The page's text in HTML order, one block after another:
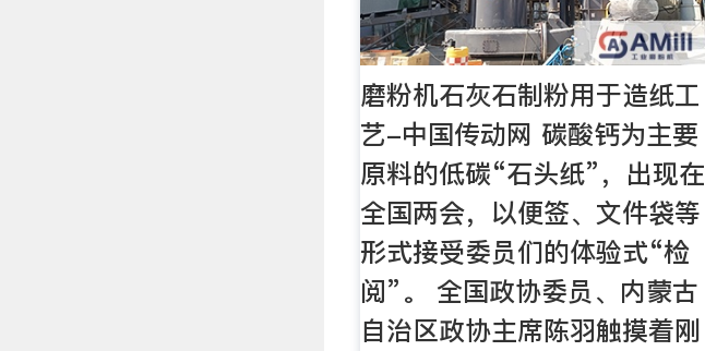
磨粉机石灰石制粉用于造纸工
艺-中国传动网 碳酸钙为主要
原料的低碳“石头纸”，出现在
全国两会，以便签、文件袋等
形式接受委员们的体验式“检
阅”。 全国政协委员、内蒙古
自治区政协主席陈羽触摸着刚